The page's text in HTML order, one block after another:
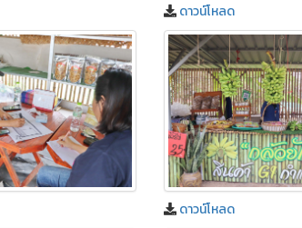
ดาวน์โหลด
ดาวน์โหลด